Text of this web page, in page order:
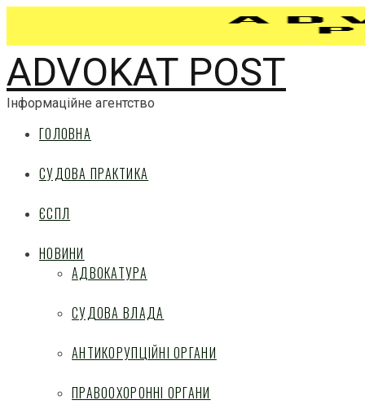
ADVOKAT POST
Інформаційне агентство
ГОЛОВНА
СУДОВА ПРАКТИКА
ЄСПЛ
НОВИНИ
АДВОКАТУРА
СУДОВА ВЛАДА
АНТИКОРУПЦІЙНІ ОРГАНИ
ПРАВООХОРОННІ ОРГАНИ